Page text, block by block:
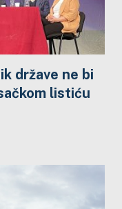
države ne bi
listiću